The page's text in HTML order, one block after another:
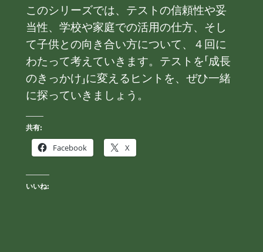
このシリーズでは、テストの信頼性や妥
当性、学校や家庭での活用の仕方、そし
て子供との向き合い方について、４回に
わたって考えていきます。テストを「成長
のきっかけ」に変えるヒントを、ぜひ一緒
に探っていきましょう。
共有:
Facebook
X
いいね: